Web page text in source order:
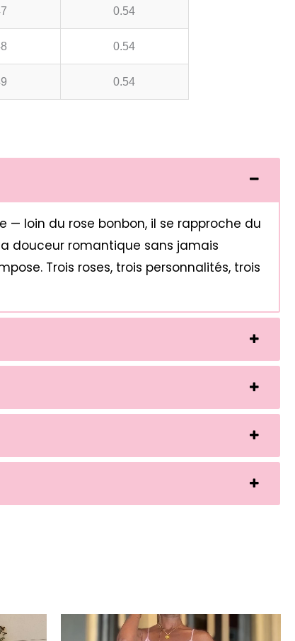
0.54
0.54
0.54
— loin du rose bonbon, il se rapproche du
douceur romantique sans jamais
Trois roses, trois personnalités, trois